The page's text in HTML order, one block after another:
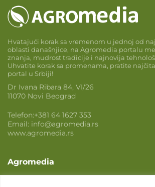
Hvatajući korak sa vremenom u jednoj od
oblasti današnjice, na Agromedia portalu
znanja, mudrost tradicije i najnovija
Uhvatite korak sa promenama, pratite
portal u Srbiji!
Dr Ivana Ribara 84, VI/26
11070 Novi Beograd
Telefon:+381 64 1627 353
Email: info@agromedia.rs
www.agromedia.rs
Agromedia